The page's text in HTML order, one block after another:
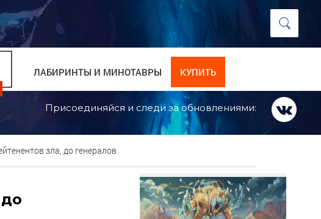
ЛАБИРИНТЫ И МИНОТАВРЫ КУПИТЬ
Присоединяйся и следи за обновлениями:
зла, до генералов